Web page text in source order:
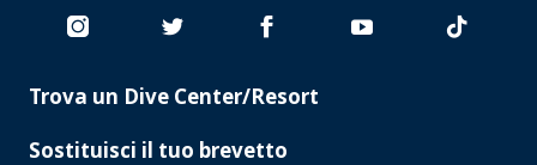
PADI
Trova un Dive Center/Resort
Sostituisci il tuo brevetto